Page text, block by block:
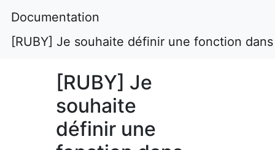
Documentation
[RUBY] Je souhaite définir une fonction
[RUBY] Je
souhaite
définir une